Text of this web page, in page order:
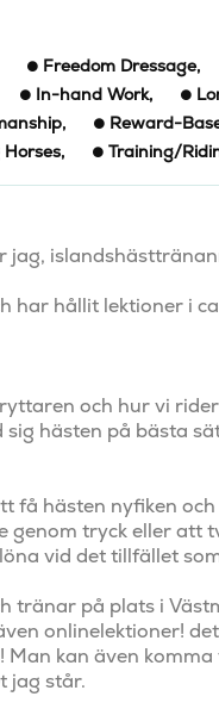
Freedom Dressage,
In-hand Work,
, Reward-
, Training/
jag,
har hållit lektioner i
och hur vi
hästen på bästa
få hästen nyfiken
genom tryck eller att
vid det tillfället
tränar på plats i
onlinelektioner!
Man kan även
jag står.